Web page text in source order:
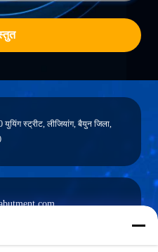
युयिंग स्ट्रीट, लीजियांग, बैयुन जिला,